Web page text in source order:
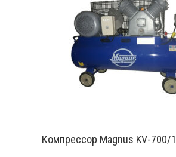
Компрессор Magnus KV-700/